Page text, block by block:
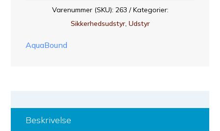
Varenummer (SKU): 263
Kategorier:
Sikkerhedsudstyr, Udstyr
AquaBound
Beskrivelse